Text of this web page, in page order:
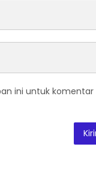
ini untuk komentar